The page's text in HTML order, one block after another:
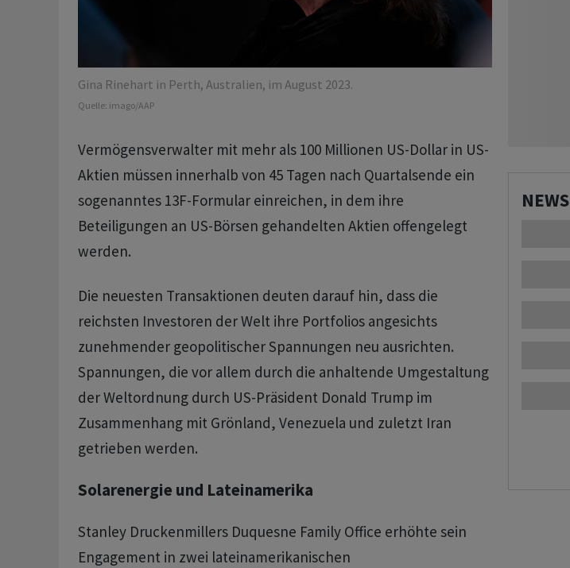
Gina Rinehart in Perth, Australien, im August 2023.
Quelle: imago/AAP
Vermögensverwalter mit mehr als 100 Millionen US-Dollar in US-
Aktien müssen innerhalb von 45 Tagen nach Quartalsende ein
sogenanntes 13F-Formular einreichen, in dem ihre
Beteiligungen an US-Börsen gehandelten Aktien offengelegt
werden.
Die neuesten Transaktionen deuten darauf hin, dass die
reichsten Investoren der Welt ihre Portfolios angesichts
zunehmender geopolitischer Spannungen neu ausrichten.
Spannungen, die vor allem durch die anhaltende Umgestaltung
der Weltordnung durch US-Präsident Donald Trump im
Zusammenhang mit Grönland, Venezuela und zuletzt Iran
getrieben werden.
Solarenergie und Lateinamerika
Stanley Druckenmillers Duquesne Family Office erhöhte sein
Engagement in zwei lateinamerikanischen
NEWS